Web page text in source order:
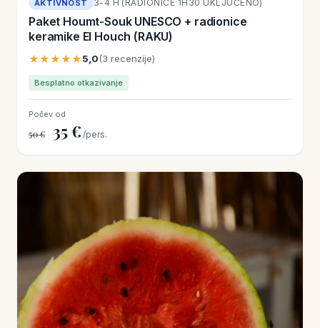
AKTIVNOST 3-4 H (RADIONICE 1H30 UKLJUČENO)
Paket Houmt-Souk UNESCO + radionice
keramike El Houch (RAKU)
★★★★★5,0(3 recenzije)
Besplatno otkazivanje
Počev od
50 € 35 € /pers.